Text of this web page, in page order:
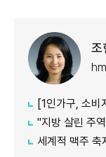
조
[1인가구, 소비지형 바
"지방 살린 주역
세계적 맥주